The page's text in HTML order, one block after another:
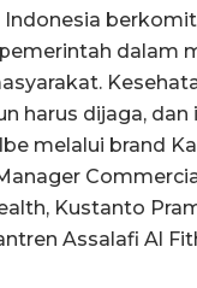
Indonesia
dalam
harus dijaga, dan
melalui brand
Kustanto
Assalafi Al